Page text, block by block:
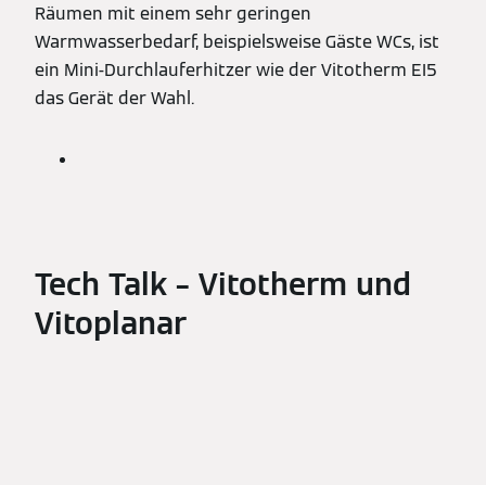
Räumen mit einem sehr geringen
Warmwasserbedarf, beispielsweise Gäste WCs, ist
ein Mini-Durchlauferhitzer wie der Vitotherm EI5
das Gerät der Wahl.
Tech Talk – Vitotherm und
Vitoplanar